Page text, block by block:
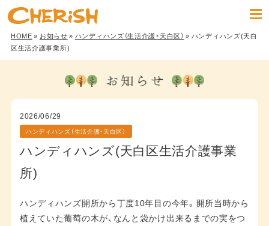
HOME» お知らせ» ハンディハンズ（生活介護・天白区） » ハンディハンズ(天白
区生活介護事業所)
2026/06/29
ハンディハンズ（生活介護・天白区）
ハンディハンズ(天白区生活介護事業
所)
ハンディハンズ開所から丁度10年目の今年。開所当時から
植えていた葡萄の木が、なんと袋かけ出来るまでの実をつ